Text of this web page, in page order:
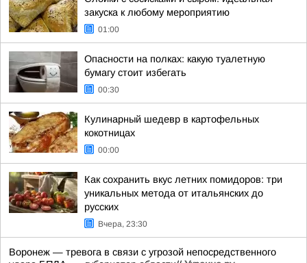
закуска к любому мероприятию
01:00
Опасности на полках: какую туалетную
бумагу стоит избегать
00:30
Кулинарный шедевр в картофельных
кокотницах
00:00
Как сохранить вкус летних помидоров: три
уникальных метода от итальянских до
русских
Вчера, 23:30
Воронеж — тревога в связи с угрозой непосредственного